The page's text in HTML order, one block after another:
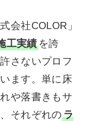
会社COLOR」
工実績を誇
さないプロフ
ます。単に床
や落書きもサ
それぞれのラ